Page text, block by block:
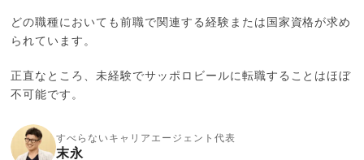
どの職種においても前職で関連する経験または国家資格が求め
られています。
正直なところ、未経験でサッポロビールに転職することはほぼ
不可能です。
すべらないキャリアエージェント代表
末永